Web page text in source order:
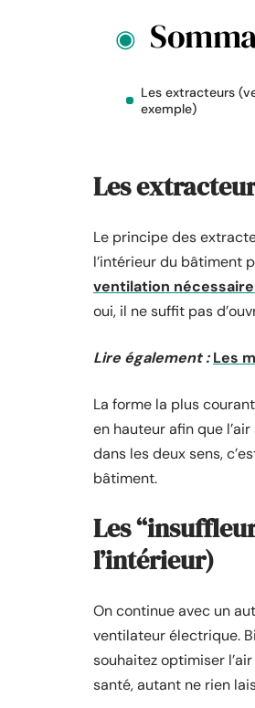
Les extracteurs
exemple)
Les
Le principe des
l’intérieur du bâtiment
ventilation
oui, il ne suffit pas
Lire également : Les
La forme la plus
en hauteur afin que
dans les deux sens,
bâtiment.
Les
l’intérieur)
On continue avec un
ventilateur électrique.
souhaitez optimiser
santé, autant ne rien